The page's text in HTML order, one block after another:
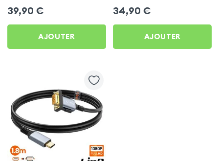
d'affichage Vidéo Sans-fil
TV pour Samsung Galaxy
A42
39,90 €
AJOUTER
récepteur vidéo TV
(compatible Miracast,
AirPlay, DLNA) pour
Samsung Galaxy A42
34,90 €
AJOUTER